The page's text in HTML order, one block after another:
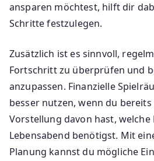
ansparen möchtest, hilft dir
Schritte festzulegen.
Zusätzlich ist es sinnvoll,
Fortschritt zu überprüfen und
anzupassen. Finanzielle
besser nutzen, wenn du
Vorstellung davon hast,
Lebensabend benötigst. Mit
Planung kannst du mögliche